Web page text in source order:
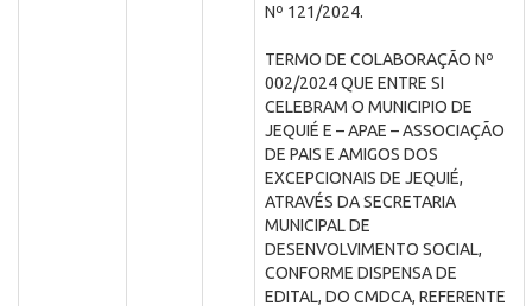
Nº 121/2024.
TERMO DE COLABORAÇÃO Nº
002/2024 QUE ENTRE SI
CELEBRAM O MUNICIPIO DE
JEQUIÉ E – APAE – ASSOCIAÇÃO
DE PAIS E AMIGOS DOS
EXCEPCIONAIS DE JEQUIÉ,
ATRAVÉS DA SECRETARIA
MUNICIPAL DE
DESENVOLVIMENTO SOCIAL,
CONFORME DISPENSA DE
EDITAL, DO CMDCA, REFERENTE